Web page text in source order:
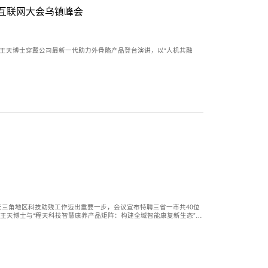
联网大会乌镇峰会
博士穿戴公司最新一代助力外骨骼产品登台演讲，以“人机共融
角地区科技助残工作迈出重要一步，会议宣布特聘三省一市共40位
天博士与“程天科技智慧康养产品矩阵：构建全域智能康复新生态”项